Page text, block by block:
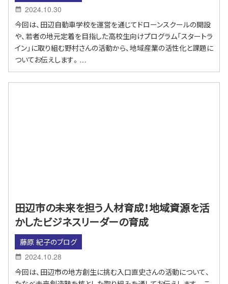
2024.10.30
今回は、田辺自動車学校を運営を通じてドローンスクールの開設
や、若者の地元定着を目指した高校生向けプログラム「スタートラ
イン」に取り組む野村さんの活動から、地域産業の活性化と課題に
ついてお伝えします。…
田辺市の未来を担う人材育成！地域資源を活
かしたビジネスリーダーの育成
藤原 紀子のブログ
2024.10.28
今回は、田辺市の地方創生に挑む入口直史さんの活動について、